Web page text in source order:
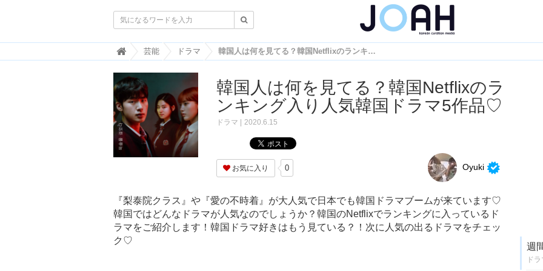
韓
国
ト
レ
ン
ド
情
報
・
韓
国
J
O
A
H
芸能 ドラマ 韓国人は何を見てる？韓国Netflixのランキング入り人気韓国ドラマ5作品♡
韓国人は何を見てる？韓国Netflixのラ
ンキング入り人気韓国ドラマ5作品♡
ドラマ 2020.6.15
お気に入り 0 Oyuki
『梨泰院クラス』や『愛の不時着』が大人気で日本でも韓国ドラマブームが来ています♡
韓国ではどんなドラマが人気なのでしょうか？韓国のNetflixでランキングに入っているド
ラマをご紹介します！韓国ドラマ好きはもう見ている？！次に人気の出るドラマをチェッ
ク♡
週
ド